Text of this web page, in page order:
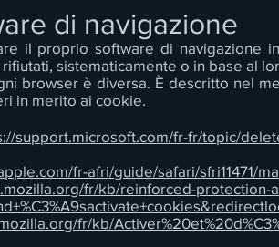
di navigazione
il proprio software di navigazione
sistematicamente o in base al
browser è diversa. È descritto nel
in merito ai cookie.
support.microsoft.com/fr-fr/topic/
fr-afri/guide/safari/sfri11471/
fr/kb/reinforced-protection-
fr/kb/